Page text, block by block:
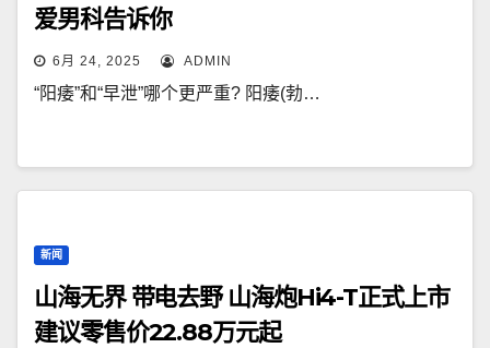
爱男科告诉你
6月 24, 2025 ADMIN
“阳痿”和“早泄”哪个更严重? 阳痿(勃…
新闻
山海无界 带电去野 山海炮Hi4-T正式上市
建议零售价22.88万元起